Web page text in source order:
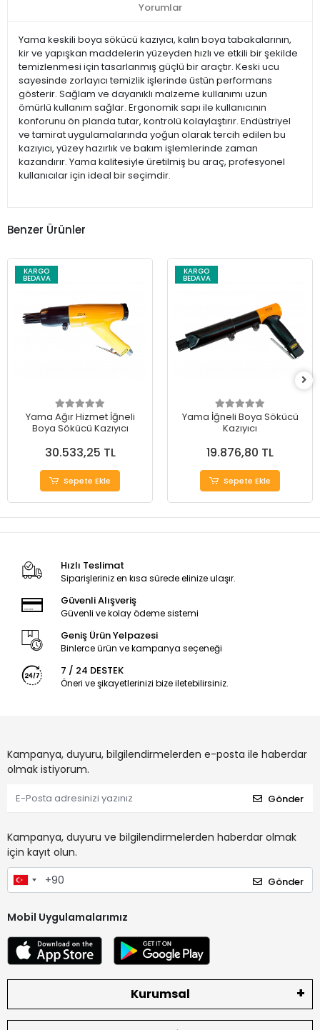
Yorumlar
Yama keskili boya sökücü kazıyıcı, kalın boya tabakalarının,
kir ve yapışkan maddelerin yüzeyden hızlı ve etkili bir şekilde
temizlenmesi için tasarlanmış güçlü bir araçtır. Keski ucu
sayesinde zorlayıcı temizlik işlerinde üstün performans
gösterir. Sağlam ve dayanıklı malzeme kullanımı uzun
ömürlü kullanım sağlar. Ergonomik sapı ile kullanıcının
konforunu ön planda tutar, kontrolü kolaylaştırır. Endüstriyel
ve tamirat uygulamalarında yoğun olarak tercih edilen bu
kazıyıcı, yüzey hazırlık ve bakım işlemlerinde zaman
kazandırır. Yama kalitesiyle üretilmiş bu araç, profesyonel
kullanıcılar için ideal bir seçimdir.
Benzer Ürünler
KARGO
BEDAVA
Yama Ağır Hizmet İğneli
Boya Sökücü Kazıyıcı
30.533,25 TL
Sepete Ekle
KARGO
BEDAVA
Yama İğneli Boya Sökücü
Kazıyıcı
19.876,80 TL
Sepete Ekle
Hızlı Teslimat
Siparişleriniz en kısa sürede elinize ulaşır.
Güvenli Alışveriş
Güvenli ve kolay ödeme sistemi
Geniş Ürün Yelpazesi
Binlerce ürün ve kampanya seçeneği
7 / 24 DESTEK
Öneri ve şikayetlerinizi bize iletebilirsiniz.
Kampanya, duyuru, bilgilendirmelerden e-posta ile haberdar
olmak istiyorum.
Gönder
Kampanya, duyuru ve bilgilendirmelerden haberdar olmak
için kayıt olun.
Gönder
Mobil Uygulamalarımız
Kurumsal